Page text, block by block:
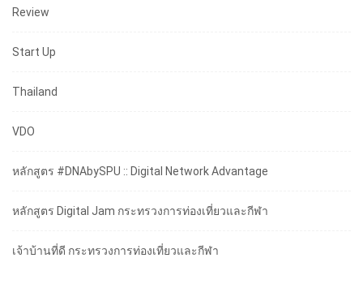
Review
Start Up
Thailand
VDO
หลักสูตร #DNAbySPU :: Digital Network Advantage
หลักสูตร Digital Jam กระทรวงการท่องเที่ยวและกีฬา
เจ้าบ้านที่ดี กระทรวงการท่องเที่ยวและกีฬา